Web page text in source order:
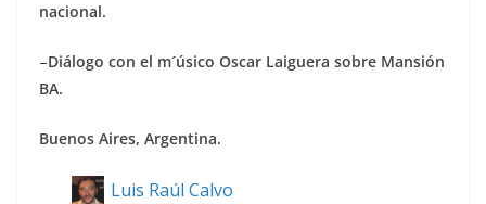
nacional.
–Diálogo con el m´úsico Oscar Laiguera sobre Mansión
BA.
Buenos Aires, Argentina.
Luis Raúl Calvo